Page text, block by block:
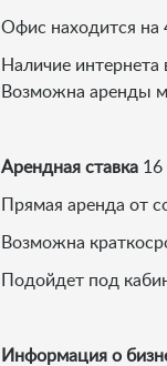
Офис находится на
Наличие интернета
Возможна аренды
Арендная ставка 16
Прямая аренда от
Возможна
Подойдет под
Информация о